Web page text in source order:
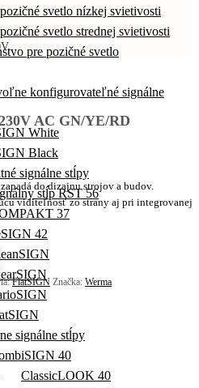
svetlo nízkej svietivosti
svetlo strednej svietivosti
pre pozičné svetlo
konfigurovateľné signálne
White
Black
signálne stĺpy
stĺp RST 56
37
42
signálne stĺpy
40
ClassicLOOK 40
AC GN/YE/RD
do dizajnu strojov a budov.
viditeľnosť zo strany aj pri integrovanej
FlatSIGN Značka: Werma